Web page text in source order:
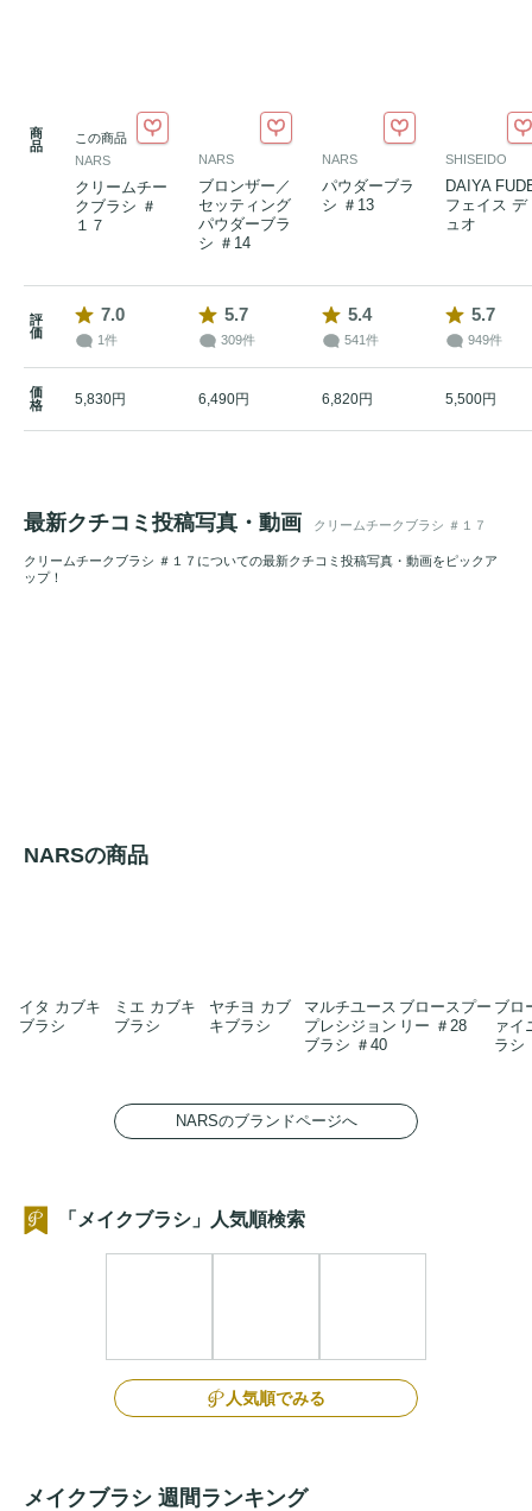
商
品
この商品
NARS
クリームチー
クブラシ ＃
１７
NARS
ブロンザー／
セッティング
パウダーブラ
シ ＃14
NARS
パウダーブラ
シ ＃13
SHISEIDO
DAIYA
フェイス デ
ュオ
評
価
7.0
1件
5.7
309件
5.4
541件
5.7
949件
価
格
5,830円 6,490円 6,820円 5,500円
最新クチコミ投稿写真・動画 クリームチークブラシ ＃１７
クリームチークブラシ ＃１７についての最新クチコミ投稿写真・動画をピックア
ップ！
NARSの商品
イタ カブキ
ブラシ
ミエ カブキ
ブラシ
ヤチヨ カブ
キブラシ
マルチユース
プレシジョン
ブラシ ＃40
ブロースプー
リー ＃28
ブロ
ァイ
ラシ
NARSのブランドページへ
「メイクブラシ」人気順検索
人気順でみる
メイクブラシ 週間ランキング